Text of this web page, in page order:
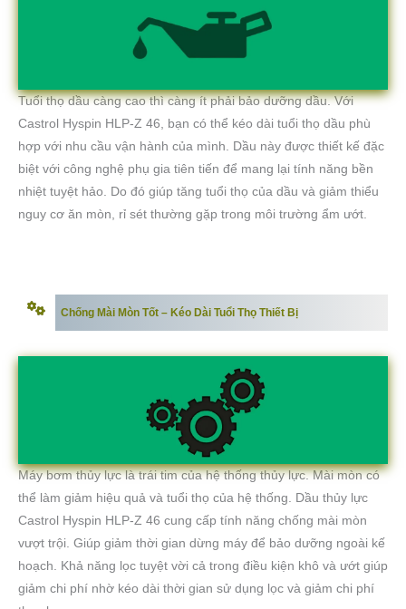
Tuổi thọ dầu càng cao thì càng ít phải bảo dưỡng dầu. Với
Castrol Hyspin HLP-Z 46, bạn có thể kéo dài tuổi thọ dầu phù
hợp với nhu cầu vận hành của mình. Dầu này được thiết kế đặc
biệt với công nghệ phụ gia tiên tiến để mang lại tính năng bền
nhiệt tuyệt hảo. Do đó giúp tăng tuổi thọ của dầu và giảm thiểu
nguy cơ ăn mòn, rỉ sét thường gặp trong môi trường ẩm ướt.
Chống Mài Mòn Tốt – Kéo Dài Tuổi Thọ Thiết Bị
Máy bơm thủy lực là trái tim của hệ thống thủy lực. Mài mòn có
thể làm giảm hiệu quả và tuổi thọ của hệ thống. Dầu thủy lực
Castrol Hyspin HLP-Z 46 cung cấp tính năng chống mài mòn
vượt trội. Giúp giảm thời gian dừng máy để bảo dưỡng ngoài kế
hoạch. Khả năng lọc tuyệt vời cả trong điều kiện khô và ướt giúp
giảm chi phí nhờ kéo dài thời gian sử dụng lọc và giảm chi phí